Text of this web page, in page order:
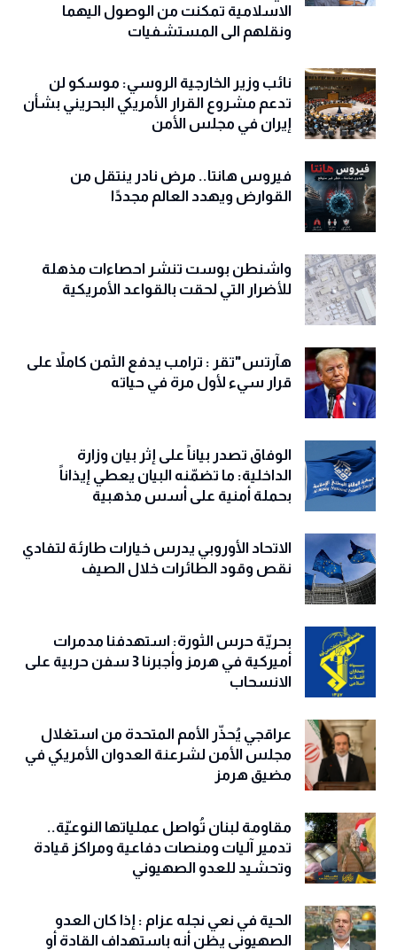
الاسلامية تمكنت من الوصول اليهما
ونقلهم الى المستشفيات
نائب وزير الخارجية الروسي: موسكو لن
تدعم مشروع القرار الأمريكي البحريني بشأن
إيران في مجلس الأمن
فيروس هانتا.. مرض نادر ينتقل من
القوارض ويهدد العالم مجددًا
واشنطن بوست تنشر احصاءات مذهلة
للأضرار التي لحقت بالقواعد الأمريكية
هآرتس"تقر : ترامب يدفع الثمن كاملاً على
قرار سيء لأول مرة في حياته
الوفاق تصدر بياناً على إثر بيان وزارة
الداخلية: ما تضمّنه البيان يعطي إيذاناً
بحملة أمنية على أسس مذهبية
الاتحاد الأوروبي يدرس خيارات طارئة لتفادي
نقص وقود الطائرات خلال الصيف
بحريّة حرس الثورة: استهدفنا مدمرات
أميركية في هرمز وأجبرنا 3 سفن حربية على
الانسحاب
عراقجي يُحذّر الأمم المتحدة من استغلال
مجلس الأمن لشرعنة العدوان الأمريكي في
مضيق هرمز
مقاومة لبنان تُواصل عملياتها النوعيّة..
تدمير آليات ومنصات دفاعية ومراكز قيادة
وتحشيد للعدو الصهيوني
الحية في نعي نجله عزام : إذا كان العدو
الصهيوني يظن أنه باستهداف القادة أو